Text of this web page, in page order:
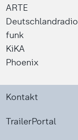
ARTE
Deutschlandradio
funk
KiKA
Phoenix
Kontakt
TrailerPortal